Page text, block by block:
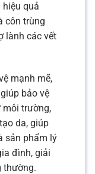
hiệu quả
côn trùng
lành các vết
mạnh mẽ,
bảo vệ
môi trường,
da, giúp
sản phẩm lý
đình, giải
thường.